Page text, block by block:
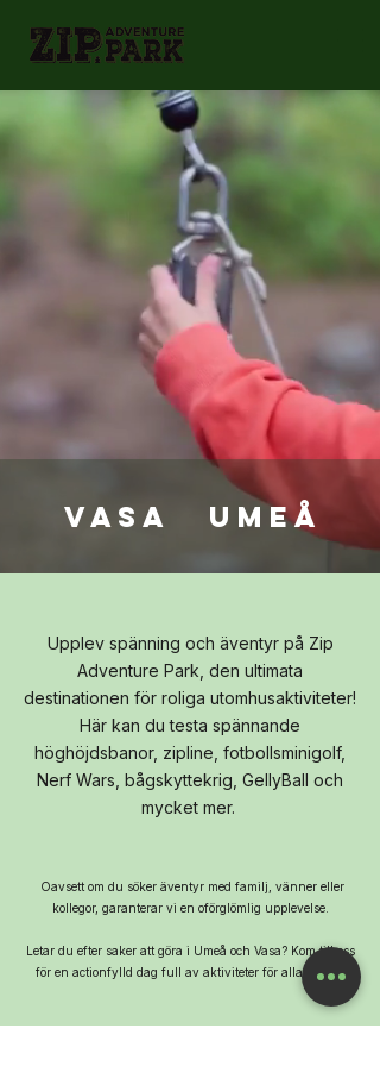
Vasa Umeå
Upplev spänning och äventyr på Zip
Adventure Park, den ultimata
destinationen för roliga utomhusaktiviteter!
Här kan du testa spännande
höghöjdsbanor, zipline, fotbollsminigolf,
Nerf Wars, bågskyttekrig, GellyBall och
mycket mer.
Oavsett om du söker äventyr med familj, vänner eller
kollegor, garanterar vi en oförglömlig upplevelse.
Letar du efter saker att göra i Umeå och Vasa? Kom till oss
för en actionfylld dag full av aktiviteter för alla åldrar!